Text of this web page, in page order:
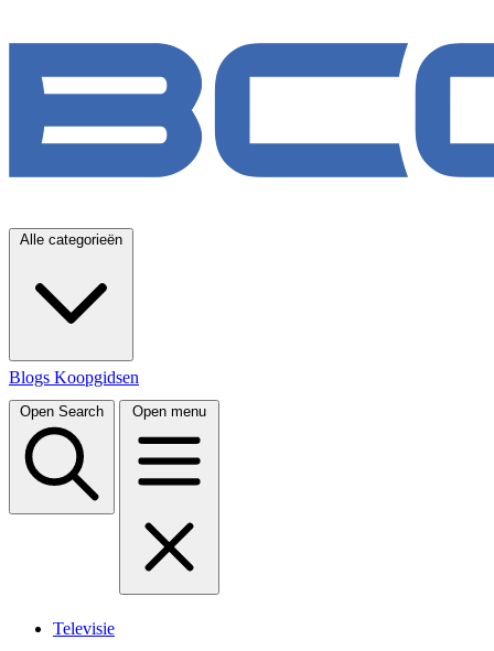
Alle categorieën
Blogs Koopgidsen
Open Search Open menu
Televisie